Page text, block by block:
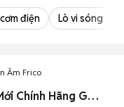
điện Lò vi sóng
Âm Frico
Mua Bán Bếp Điện Âm Frico Cũ & Mới Chính Hãng Giá Rẻ